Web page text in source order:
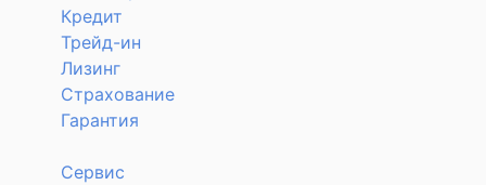
Кредит
Трейд-ин
Лизинг
Страхование
Гарантия
Сервис